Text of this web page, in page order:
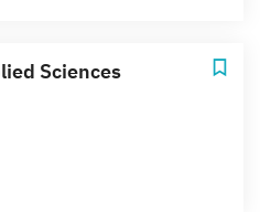
Sciences